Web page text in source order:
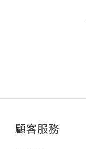
顧客服務